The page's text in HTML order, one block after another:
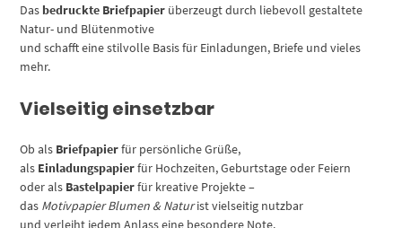
Das bedruckte Briefpapier überzeugt durch liebevoll gestaltete
Natur- und Blütenmotive
und schafft eine stilvolle Basis für Einladungen, Briefe und vieles
mehr.
Vielseitig einsetzbar
Ob als Briefpapierfür persönliche Grüße,
als Einladungspapierfür Hochzeiten, Geburtstage oder Feiern
oder als Bastelpapierfür kreative Projekte –
das Motivpapier Blumen & Naturist vielseitig nutzbar
und verleiht jedem Anlass eine besondere Note.